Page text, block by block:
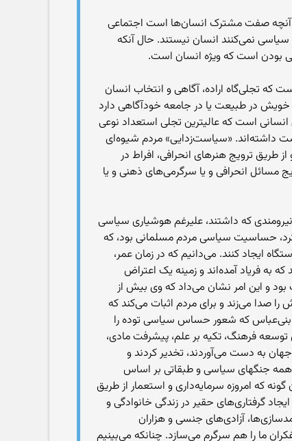
که آنچه صفت مشترک انسان‌ها است اجتماعی
نمی‌کنند انسان نیستند. حال آنکه
بودن است که ویژه انسان است.
تجلی‌گاه اراده، آگاهی و انتخاب انسان
در طبیعت یا در جامعه خودآگاهی دارد
انسانی است که عالیترین تجلی استعداد نوعی
داشته‌اند. «سیاست‌زدایی» مردم شیوه‌ای
ترویج هنرهای انحرافی، افراط در
مسائل انحرافی و یا سرگرمی‌های ذهنی و یا
که داشتند، علیرغم هوشیاری سیاسی
کرد، حساسیت سیاسی مردم مسلمانی بود، که
ایجاد کنند. می‌دانیم که در زمان عمر،
به فریاد آمده‌اند و زمینه یک اعتراض
و این امر نشان می‌داد که وی بیش از
صدا می‌زند و برای مردم اثبات می‌کند که
بنی‌عباس که شعور حساس سیاسی توده را
فرهنگ، تکیه بر علم، پیشرفت مادی،
به دست می‌آوردند، تخدیر کردند و
همه جنگهای سیاسی و طبقاتی بر اساس
که امروزه سرمایه‌داری و استعمار از طریق
گرفتاری‌های حقیر در زندگی خانوادگی و
مدسازی‌ها، آزادی‌های جنسی و هزاران
ما را هم سرگرم می‌سازد. چنانکه می‌بینیم